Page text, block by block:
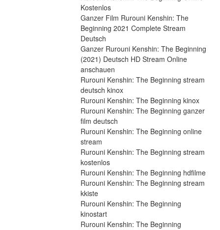
Kostenlos
Ganzer Film Rurouni Kenshin: The
Beginning 2021 Complete Stream
Deutsch
Ganzer Rurouni Kenshin: The Beginning
(2021) Deutsch HD Stream Online
anschauen
Rurouni Kenshin: The Beginning stream
deutsch kinox
Rurouni Kenshin: The Beginning kinox
Rurouni Kenshin: The Beginning ganzer
film deutsch
Rurouni Kenshin: The Beginning online
stream
Rurouni Kenshin: The Beginning stream
kostenlos
Rurouni Kenshin: The Beginning hdfilme
Rurouni Kenshin: The Beginning stream
kkiste
Rurouni Kenshin: The Beginning
kinostart
Rurouni Kenshin: The Beginning